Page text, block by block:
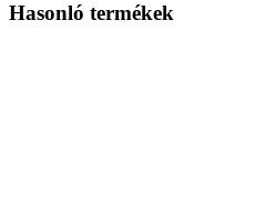
Hasonló termékek